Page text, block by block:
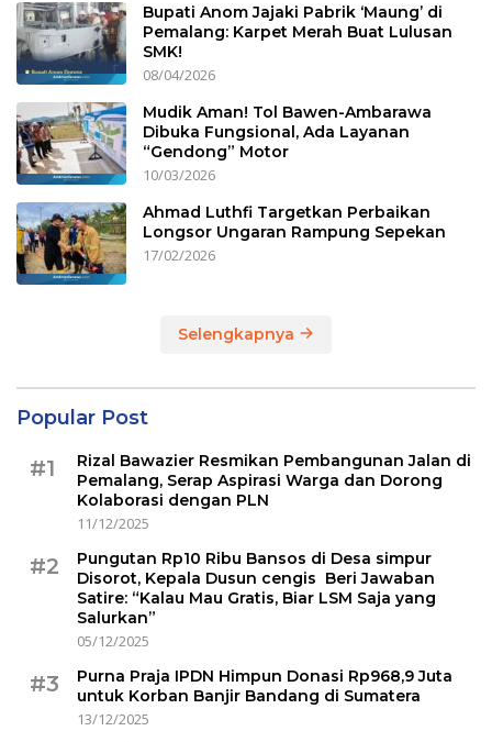
Bupati Anom Jajaki Pabrik ‘Maung’ di
Pemalang: Karpet Merah Buat Lulusan
SMK!
08/04/2026
Mudik Aman! Tol Bawen-Ambarawa
Dibuka Fungsional, Ada Layanan
“Gendong” Motor
10/03/2026
Ahmad Luthfi Targetkan Perbaikan
Longsor Ungaran Rampung Sepekan
17/02/2026
Selengkapnya
Popular Post
#1
Rizal Bawazier Resmikan Pembangunan Jalan di
Pemalang, Serap Aspirasi Warga dan Dorong
Kolaborasi dengan PLN
11/12/2025
#2
Pungutan Rp10 Ribu Bansos di Desa simpur
Disorot, Kepala Dusun cengis Beri Jawaban
Satire: “Kalau Mau Gratis, Biar LSM Saja yang
Salurkan”
05/12/2025
#3
Purna Praja IPDN Himpun Donasi Rp968,9 Juta
untuk Korban Banjir Bandang di Sumatera
13/12/2025